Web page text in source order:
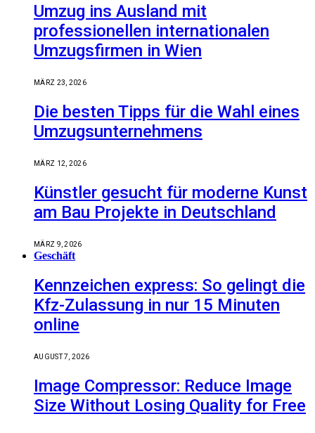
Umzug ins Ausland mit
professionellen internationalen
Umzugsfirmen in Wien
MÄRZ 23, 2026
Die besten Tipps für die Wahl eines
Umzugsunternehmens
MÄRZ 12, 2026
Künstler gesucht für moderne Kunst
am Bau Projekte in Deutschland
MÄRZ 9, 2026
Geschäft
Kennzeichen express: So gelingt die
Kfz-Zulassung in nur 15 Minuten
online
AUGUST 7, 2026
Image Compressor: Reduce Image
Size Without Losing Quality for Free